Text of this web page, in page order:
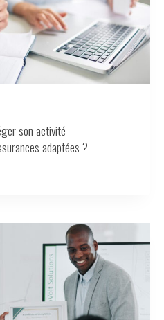
son activité
adaptées ?